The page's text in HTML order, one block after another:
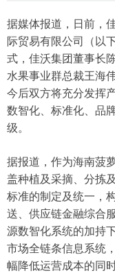
据媒体报道，日前，
际贸易有限公司（以
式，佳沃集团董事长
水果事业群总裁王海
今后双方将充分发挥
数智化、标准化、品
级。
据报道，作为海南菠
盖种植及采摘、分拣
标准的制定及统一，
送、供应链金融综合
源数智化系统的加持
市场全链条信息系统
幅降低运营成本的同